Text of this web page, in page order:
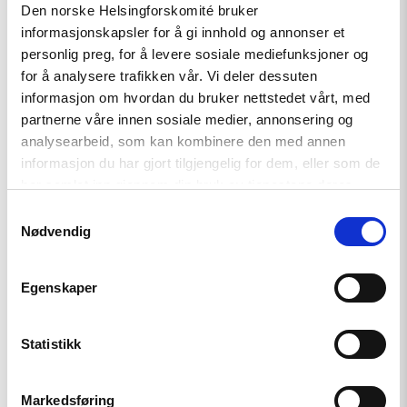
Den norske Helsingforskomité bruker
informasjonskapsler for å gi innhold og annonser et
personlig preg, for å levere sosiale mediefunksjoner og
for å analysere trafikken vår. Vi deler dessuten
informasjon om hvordan du bruker nettstedet vårt, med
partnerne våre innen sosiale medier, annonsering og
analysearbeid, som kan kombinere den med annen
informasjon du har gjort tilgjengelig for dem, eller som de
Nødvendig
Egenskaper
Statistikk
Markedsføring
Artikkel
Kampen for et fritt Belarus
fortsetter
Read
article